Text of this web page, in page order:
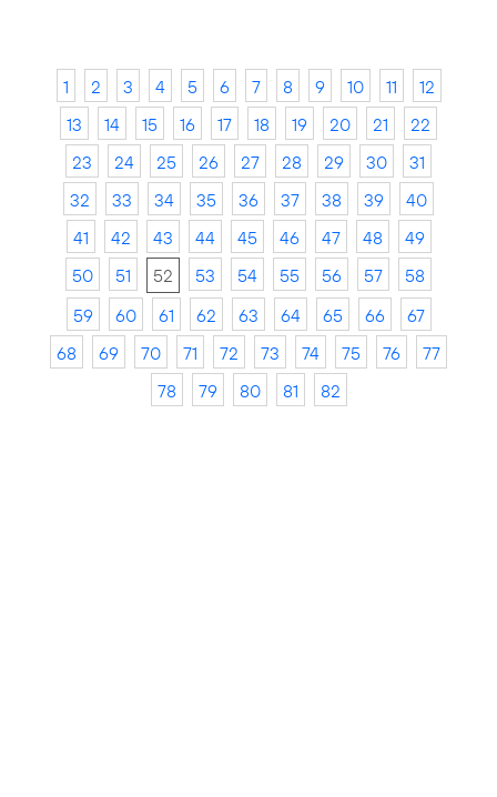
1 2 3 4 5 6 7 8 9 10 11
12
13
14 15 16 17 18 19 20 21
22
23
24 25 26 27 28 29 30
31
32
33 34 35 36 37 38 39
40
41
42 43 44 45 46 47 48
49
50
51 52 53 54 55 56 57
58
59
60 61 62 63 64 65 66
67
68
69 70 71 72 73 74 75 76
77
78
79 80 81 82